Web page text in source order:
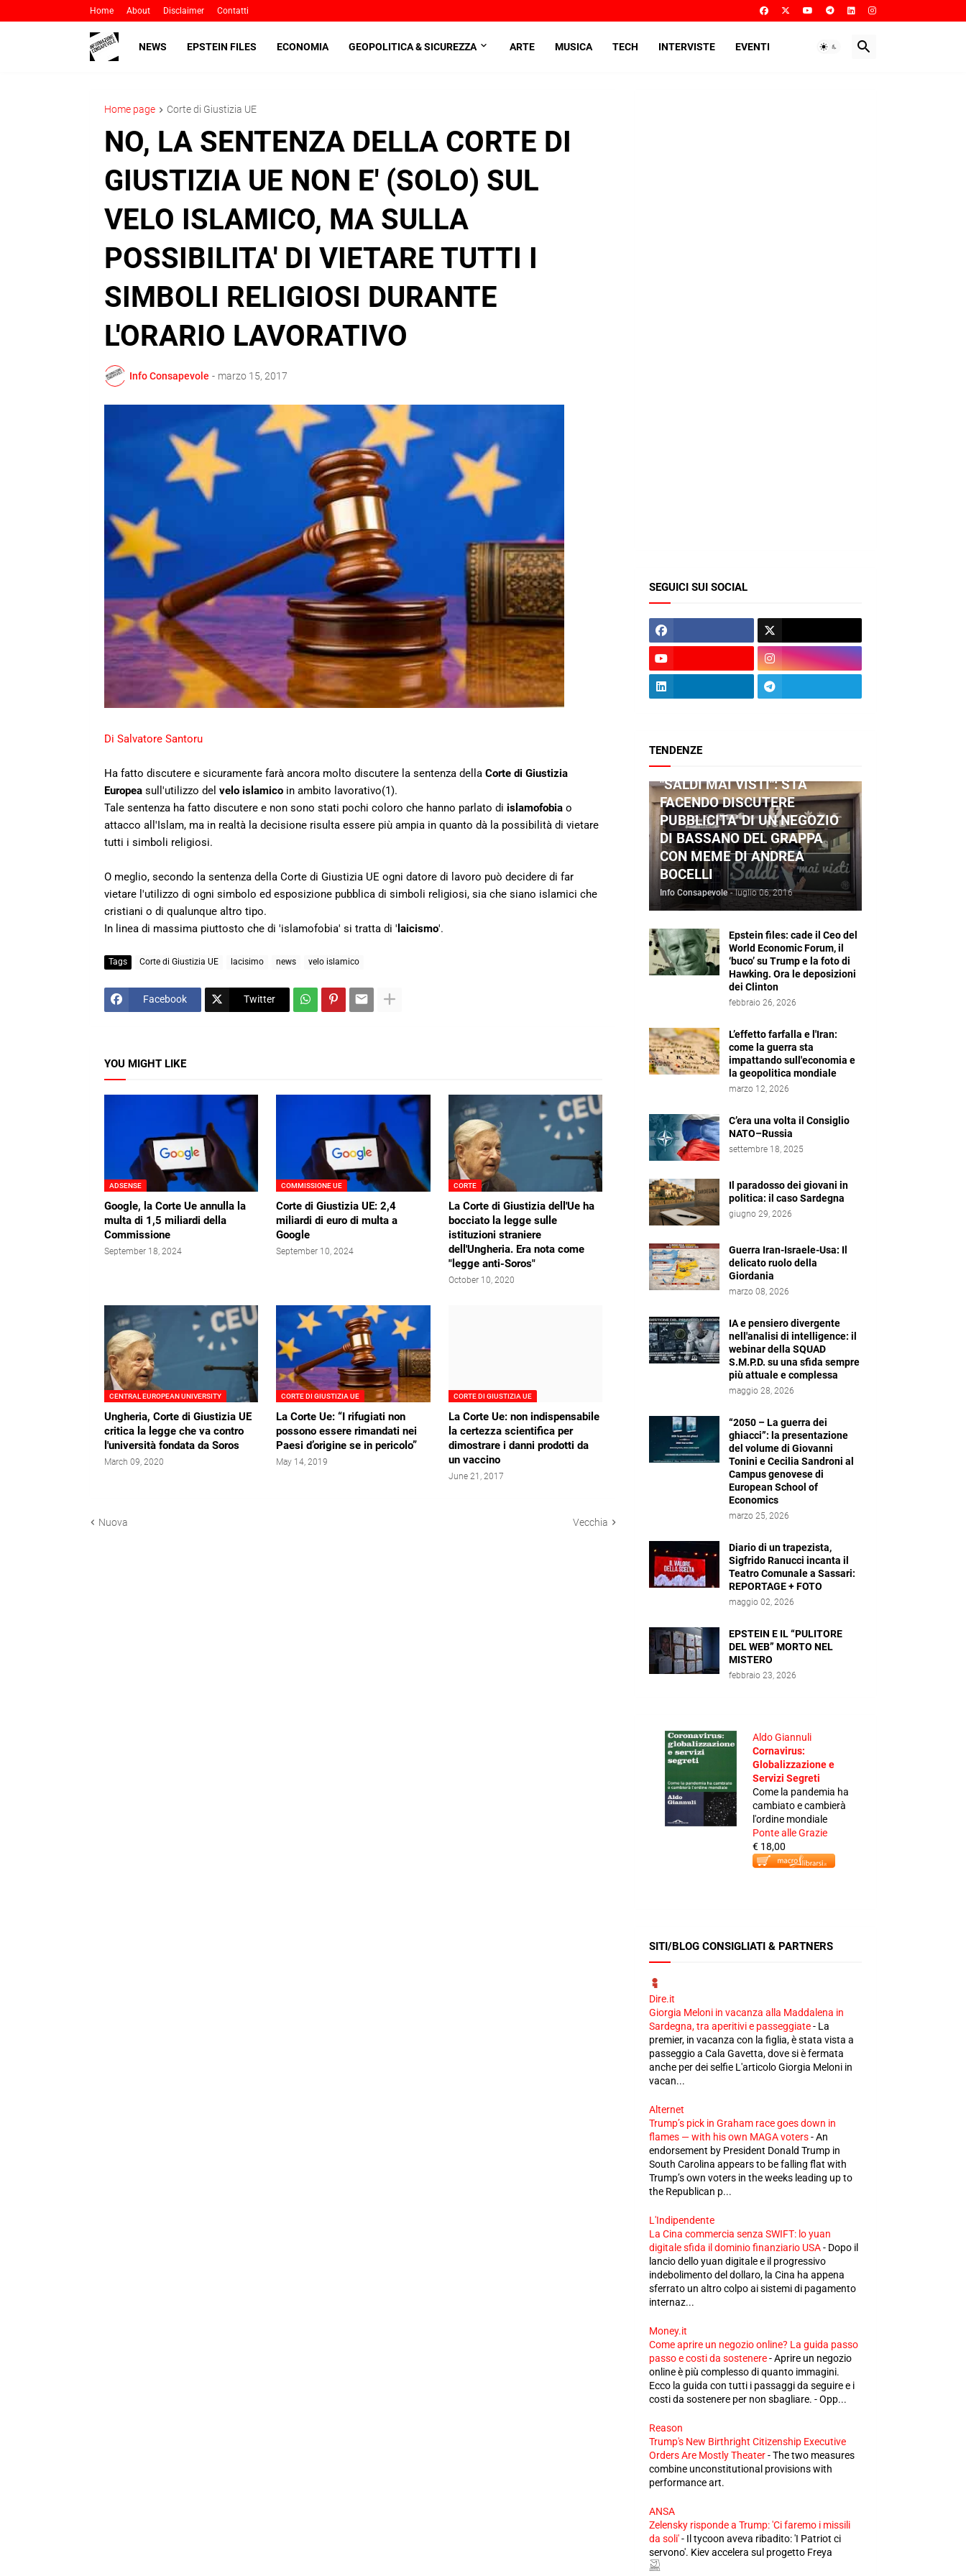
Home About Disclaimer Contatti
NEWS EPSTEIN FILES ECONOMIA GEOPOLITICA & SICUREZZA ARTE MUSICA TECH INTERVISTE EVENTI
Home page Corte di Giustizia UE
NO, LA SENTENZA DELLA CORTE DI
GIUSTIZIA UE NON E' (SOLO) SUL
VELO ISLAMICO, MA SULLA
POSSIBILITA' DI VIETARE TUTTI I
SIMBOLI RELIGIOSI DURANTE
L'ORARIO LAVORATIVO
Info Consapevole - marzo 15, 2017
Di Salvatore Santoru
Ha fatto discutere e sicuramente farà ancora molto discutere la sentenza della Corte di Giustizia
Europea sull'utilizzo del velo islamico in ambito lavorativo(1).
Tale sentenza ha fatto discutere e non sono stati pochi coloro che hanno parlato di islamofobia o
attacco all'Islam, ma in realtà la decisione risulta essere più ampia in quanto dà la possibilità di vietare
tutti i simboli religiosi.
O meglio, secondo la sentenza della Corte di Giustizia UE ogni datore di lavoro può decidere di far
vietare l'utilizzo di ogni simbolo ed esposizione pubblica di simboli religiosi, sia che siano islamici che
cristiani o di qualunque altro tipo.
In linea di massima piuttosto che di 'islamofobia' si tratta di ' laicismo'.
Tags Corte di Giustizia UE lacisimo news velo islamico
Facebook Twitter
YOU MIGHT LIKE
ADSENSE
Google, la Corte Ue annulla la
multa di 1,5 miliardi della
Commissione
September 18, 2024
COMMISSIONE UE
Corte di Giustizia UE: 2,4
miliardi di euro di multa a
Google
September 10, 2024
CORTE
La Corte di Giustizia dell'Ue ha
bocciato la legge sulle
istituzioni straniere
dell'Ungheria. Era nota come
"legge anti-Soros"
October 10, 2020
CENTRAL EUROPEAN UNIVERSITY
Ungheria, Corte di Giustizia UE
critica la legge che va contro
l'università fondata da Soros
March 09, 2020
CORTE DI GIUSTIZIA UE
La Corte Ue: “I rifugiati non
possono essere rimandati nei
Paesi d’origine se in pericolo”
May 14, 2019
CORTE DI GIUSTIZIA UE
La Corte Ue: non indispensabile
la certezza scientifica per
dimostrare i danni prodotti da
un vaccino
June 21, 2017
Nuova Vecchia
SEGUICI SUI SOCIAL
TENDENZE
"SALDI MAI VISTI": STA
FACENDO DISCUTERE
PUBBLICITA' DI UN NEGOZIO
DI BASSANO DEL GRAPPA
CON MEME DI ANDREA
BOCELLI
Info Consapevole - luglio 06, 2016
Epstein files: cade il Ceo del
World Economic Forum, il
‘buco’ su Trump e la foto di
Hawking. Ora le deposizioni
dei Clinton
febbraio 26, 2026
L’effetto farfalla e l'Iran:
come la guerra sta
impattando sull'economia e
la geopolitica mondiale
marzo 12, 2026
C’era una volta il Consiglio
NATO–Russia
settembre 18, 2025
Il paradosso dei giovani in
politica: il caso Sardegna
giugno 29, 2026
Guerra Iran-Israele-Usa: Il
delicato ruolo della
Giordania
marzo 08, 2026
IA e pensiero divergente
nell'analisi di intelligence: il
webinar della SQUAD
S.M.P.D. su una sfida sempre
più attuale e complessa
maggio 28, 2026
“2050 – La guerra dei
ghiacci”: la presentazione
del volume di Giovanni
Tonini e Cecilia Sandroni al
Campus genovese di
European School of
Economics
marzo 25, 2026
Diario di un trapezista,
Sigfrido Ranucci incanta il
Teatro Comunale a Sassari:
REPORTAGE + FOTO
maggio 02, 2026
EPSTEIN E IL “PULITORE
DEL WEB” MORTO NEL
MISTERO
febbraio 23, 2026
Aldo Giannuli
Cornavirus:
Globalizzazione e
Servizi Segreti
Come la pandemia ha
cambiato e cambierà
l'ordine mondiale
Ponte alle Grazie
€ 18,00
SITI/BLOG CONSIGLIATI & PARTNERS
Dire.it
Giorgia Meloni in vacanza alla Maddalena in
Sardegna, tra aperitivi e passeggiate- La
premier, in vacanza con la figlia, è stata vista a
passeggio a Cala Gavetta, dove si è fermata
anche per dei selfie L'articolo Giorgia Meloni in
vacan...
Alternet
Trump’s pick in Graham race goes down in
flames — with his own MAGA voters-An
endorsement by President Donald Trump in
South Carolina appears to be falling flat with
Trump’s own voters in the weeks leading up to
the Republican p...
L'Indipendente
La Cina commercia senza SWIFT: lo yuan
digitale sfida il dominio finanziario USA- Dopo il
lancio dello yuan digitale e il progressivo
indebolimento del dollaro, la Cina ha appena
sferrato un altro colpo ai sistemi di pagamento
internaz...
Money.it
Come aprire un negozio online? La guida passo
passo e costi da sostenere-Aprire un negozio
online è più complesso di quanto immagini.
Ecco la guida con tutti i passaggi da seguire e i
costi da sostenere per non sbagliare. - Opp...
Reason
Trump's New Birthright Citizenship Executive
Orders Are Mostly Theater-The two measures
combine unconstitutional provisions with
performance art.
ANSA
Zelensky risponde a Trump: 'Ci faremo i missili
da soli'- Il tycoon aveva ribadito: 'I Patriot ci
servono'. Kiev accelera sul progetto Freya